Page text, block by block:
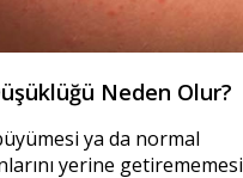
Neden Olur?
ya da normal
yerine getirememesi